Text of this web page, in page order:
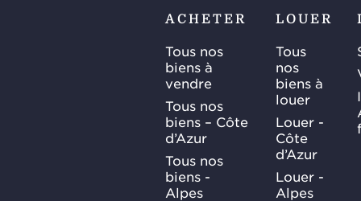
ACHETER
Tous nos
biens à
vendre
Tous nos
biens – Côte
d’Azur
Tous nos
biens -
Alpes
LOUER
Tous
nos
biens à
louer
Louer -
Côte
d’Azur
Louer -
Alpes